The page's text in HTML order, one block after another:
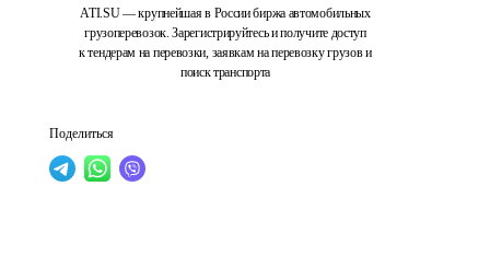
ATI.SU — крупнейшая в России биржа автомобильных
грузоперевозок. Зарегистрируйтесь и получите доступ
к тендерам на перевозки, заявкам на перевозку грузов и
поиск транспорта
Поделиться